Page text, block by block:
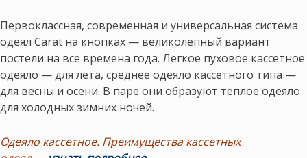
Первоклассная, современная и универсальная система
одеял Carat на кнопках — великолепный вариант
постели на все времена года. Легкое пуховое кассетное
одеяло — для лета, среднее одеяло кассетного типа —
для весны и осени. В паре они образуют теплое одеяло
для холодных зимних ночей.
Одеяло кассетное. Преимущества кассетных